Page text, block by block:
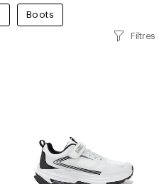
Boots
Filtres